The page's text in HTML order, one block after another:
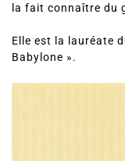
la fait connaître du
Elle est la lauréate
Babylone ».